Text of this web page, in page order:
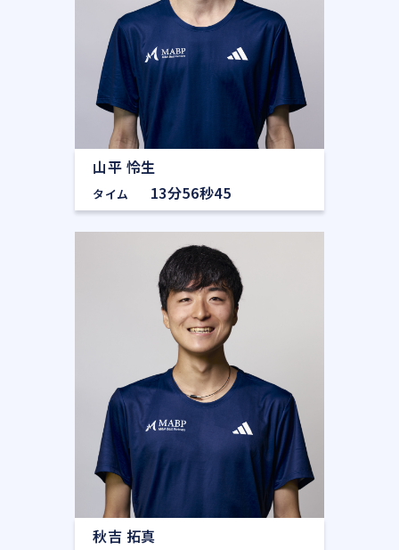
山平 怜生
タイム 13分56秒45
秋吉 拓真